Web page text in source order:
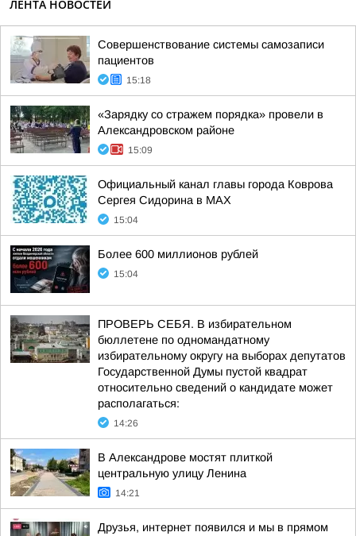
ЛЕНТА НОВОСТЕЙ
Совершенствование системы самозаписи
пациентов
15:18
«Зарядку со стражем порядка» провели в
Александровском районе
15:09
Официальный канал главы города Коврова
Сергея Сидорина в МАХ
15:04
Более 600 миллионов рублей
15:04
ПРОВЕРЬ СЕБЯ. В избирательном
бюллетене по одномандатному
избирательному округу на выборах депутатов
Государственной Думы пустой квадрат
относительно сведений о кандидате может
располагаться:
14:26
В Александрове мостят плиткой
центральную улицу Ленина
14:21
Друзья, интернет появился и мы в прямом